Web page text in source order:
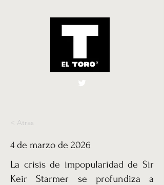
El Toro España
< Atras
4 de marzo de 2026
La crisis de impopularidad de Sir
Keir Starmer se profundiza a